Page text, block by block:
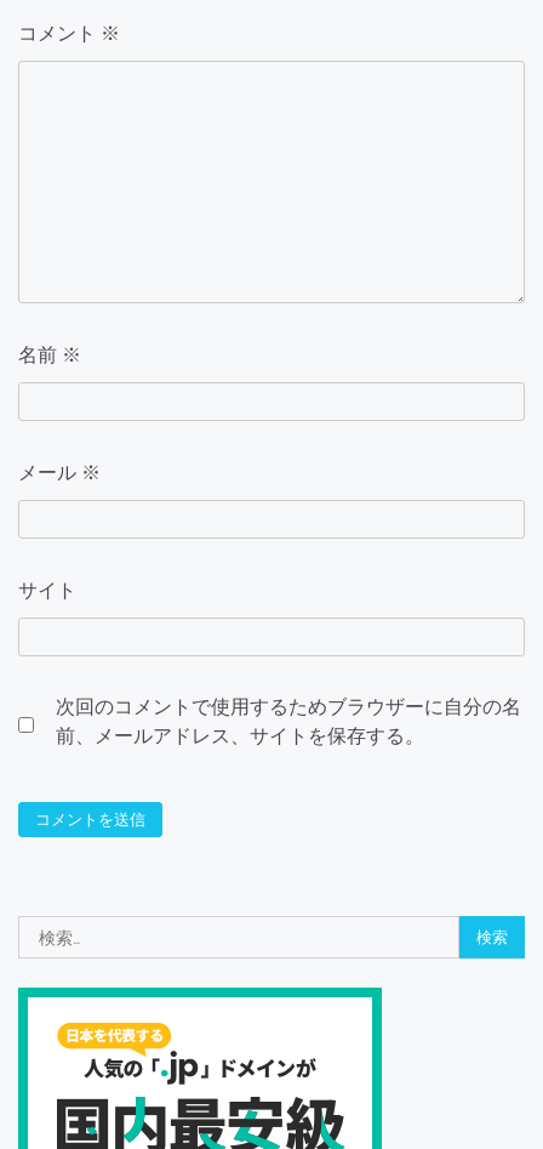
ン
コメント ※
名前 ※
メール ※
サイト
次回のコメントで使用するためブラウザーに自分の名
前、メールアドレス、サイトを保存する。
索: